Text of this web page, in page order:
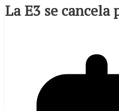
La E3 se cancela